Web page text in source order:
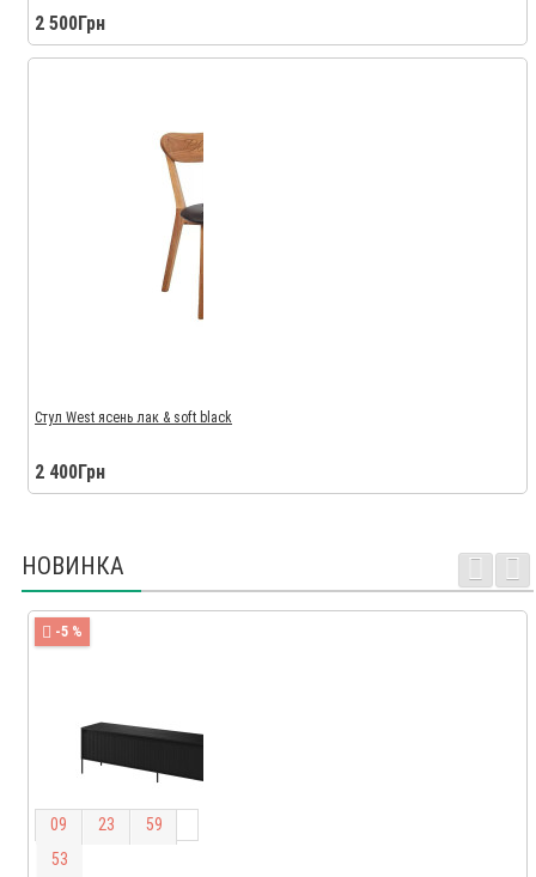
2 500Грн
Стул West ясень лак & soft black
2 400Грн
НОВИНКА
-5 %
09 23 59
52